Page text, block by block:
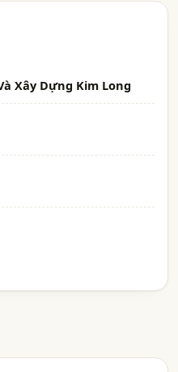
Xây Dựng Kim Long